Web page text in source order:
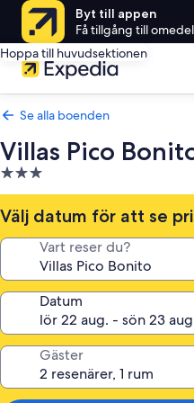
Byt till appen
Få tillgång till
Hoppa till huvudsektionen
Se alla boenden
Villas Pico
3.0-
stjärnigt
boende
Välj datum för att se
Vart reser du?
Datum
Gäster